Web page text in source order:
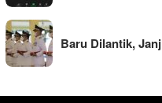
Baru Dilantik,